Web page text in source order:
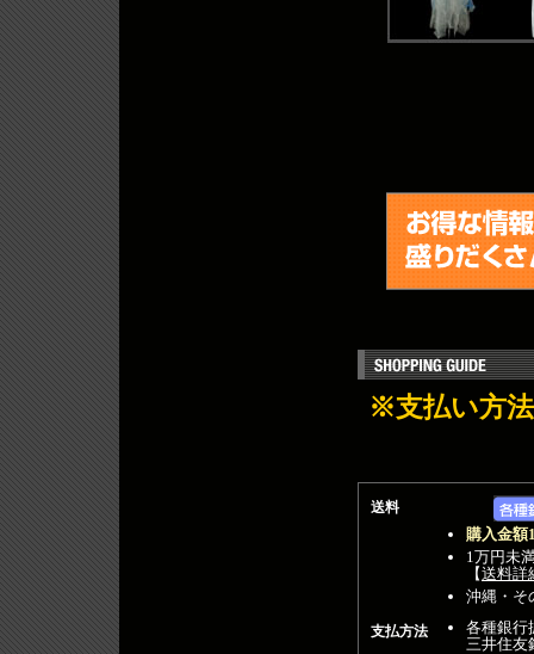
※支払い方
送料
購入金額
1万円未
【送料詳
沖縄・そ
支払方法
各種銀行
三井住友